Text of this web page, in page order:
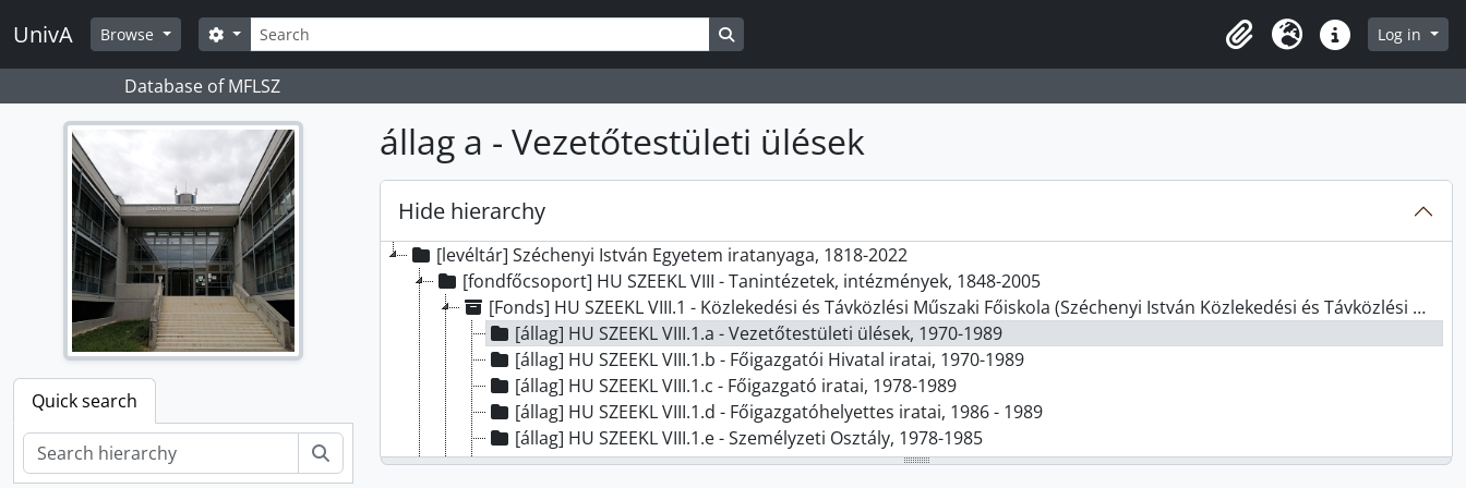
Skip to main content
UnivA Browse Search
Search options Search in browse page
ClipboardLanguageQuick linksLog in
Database of MFLSZ
Quick search
Search
állag a - Vezetőtestületi ülések
Hide hierarchy
[levéltár] Széchenyi István Egyetem iratanyaga, 1818-2022
[fondfőcsoport] HU SZEEKL VIII - Tanintézetek, intézmények, 1848-2005
[Fonds] HU SZEEKL VIII.1 - Közlekedési és Távközlési Műszaki Főiskola (Széchenyi István Közlekedési és Távközlési Műszaki Főiskola) iratai, 1970-1990
[állag] HU SZEEKL VIII.1.a - Vezetőtestületi ülések, 1970-1989
[állag] HU SZEEKL VIII.1.b - Főigazgatói Hivatal iratai, 1970-1989
[állag] HU SZEEKL VIII.1.c - Főigazgató iratai, 1978-1989
[állag] HU SZEEKL VIII.1.d - Főigazgatóhelyettes iratai, 1986 - 1989
[állag] HU SZEEKL VIII.1.e - Személyzeti Osztály, 1978-1985
[állag] HU SZEEKL VIII.1.f - Gazdasági és Műszaki Igazgatóság Iratai, 1978-1985